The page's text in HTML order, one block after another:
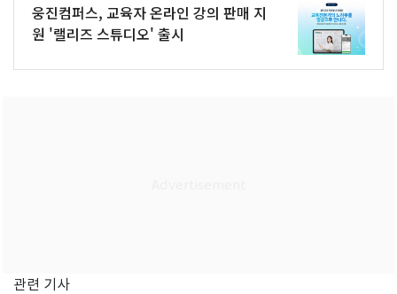
웅진컴퍼스, 교육자 온라인 강의 판매 지
원 '랠리즈 스튜디오' 출시
관련 기사